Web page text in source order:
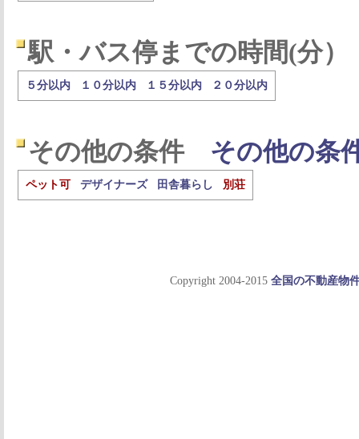
駅・バス停までの時間(分）
５分以内 １０分以内 １５分以内 ２０分以内
その他の条件 その他の条
ペット可 デザイナーズ 田舎暮らし 別荘
Copyright 2004-2015 全国の不動産物